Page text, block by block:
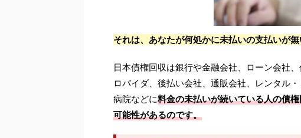
それは、あなたが何処かに未払いの支払いが無
日本債権回収は銀行や金融会社、ローン会社
ロバイダ、後払い会社、通販会社、レンタル
病院などに料金の未払いが続いている人の債
可能性があるのです。